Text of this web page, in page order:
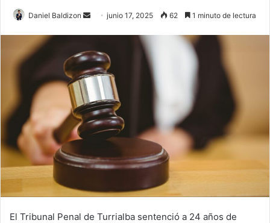
Daniel Baldizon
Sendjunio 17, 2025 62 1 minuto de lectura
El Tribunal Penal de Turrialba sentenció a 24 años de